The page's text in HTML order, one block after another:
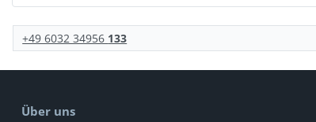
+49 6032 34956 133
Über uns